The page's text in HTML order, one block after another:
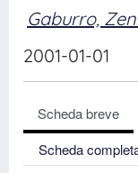
Gaburro,
2001-01-01
Scheda breve
Scheda